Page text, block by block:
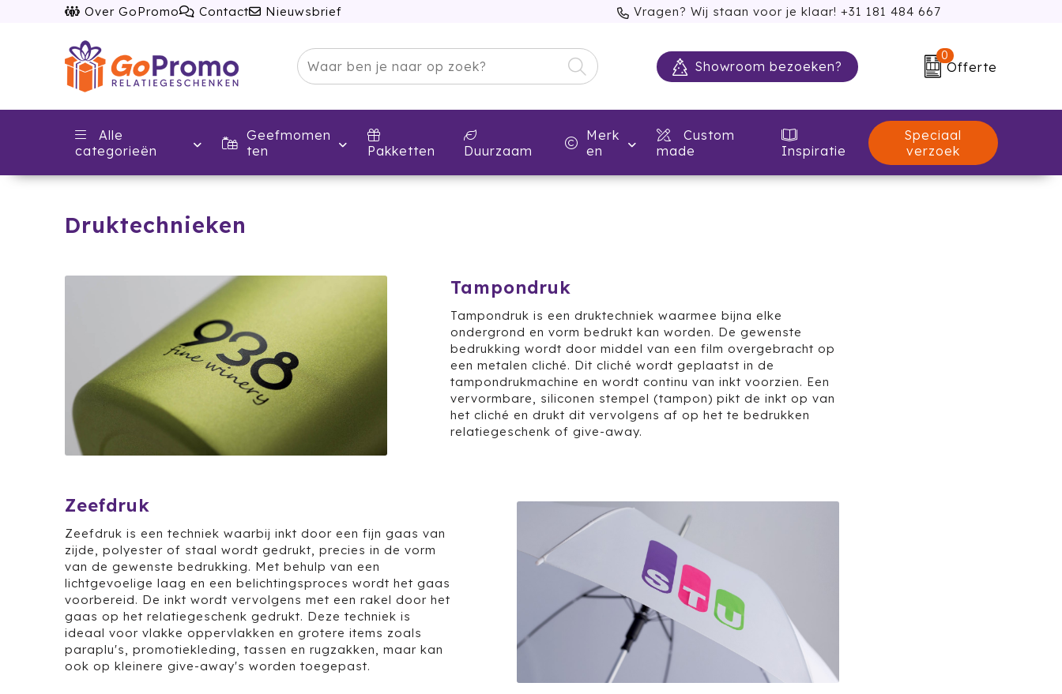
Over GoPromo Contact Nieuwsbrief Vragen? Wij staan voor je klaar! +31 181 484 667
Showroom bezoeken?
0
Offerte
Alle
categorieën
Geefmomen
ten
Pakketten Duurzaam
Merk
en
Custom
made
Inspiratie
Speciaal
verzoek
Druktechnieken
Tampondruk
Tampondruk is een druktechniek waarmee bijna elke
ondergrond en vorm bedrukt kan worden. De gewenste
bedrukking wordt door middel van een film overgebracht op
een metalen cliché. Dit cliché wordt geplaatst in de
tampondrukmachine en wordt continu van inkt voorzien. Een
vervormbare, siliconen stempel (tampon) pikt de inkt op van
het cliché en drukt dit vervolgens af op het te bedrukken
relatiegeschenk of give-away.
Zeefdruk
Zeefdruk is een techniek waarbij inkt door een fijn gaas van
zijde, polyester of staal wordt gedrukt, precies in de vorm
van de gewenste bedrukking. Met behulp van een
lichtgevoelige laag en een belichtingsproces wordt het gaas
voorbereid. De inkt wordt vervolgens met een rakel door het
gaas op het relatiegeschenk gedrukt. Deze techniek is
ideaal voor vlakke oppervlakken en grotere items zoals
paraplu's, promotiekleding, tassen en rugzakken, maar kan
ook op kleinere give-away's worden toegepast.